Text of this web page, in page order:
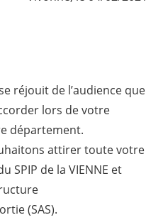
réjouit de l’audience que
lors de votre
département.
attirer toute votre
SPIP de la VIENNE et
(SAS).